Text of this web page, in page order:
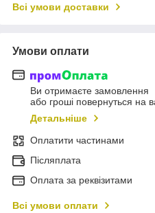
Всі умови доставки
Умови оплати
Ви отримаєте замовлення
або гроші повернуться на
Детальніше
Оплатити частинами
Післяплата
Оплата за реквізитами
Всі умови оплати